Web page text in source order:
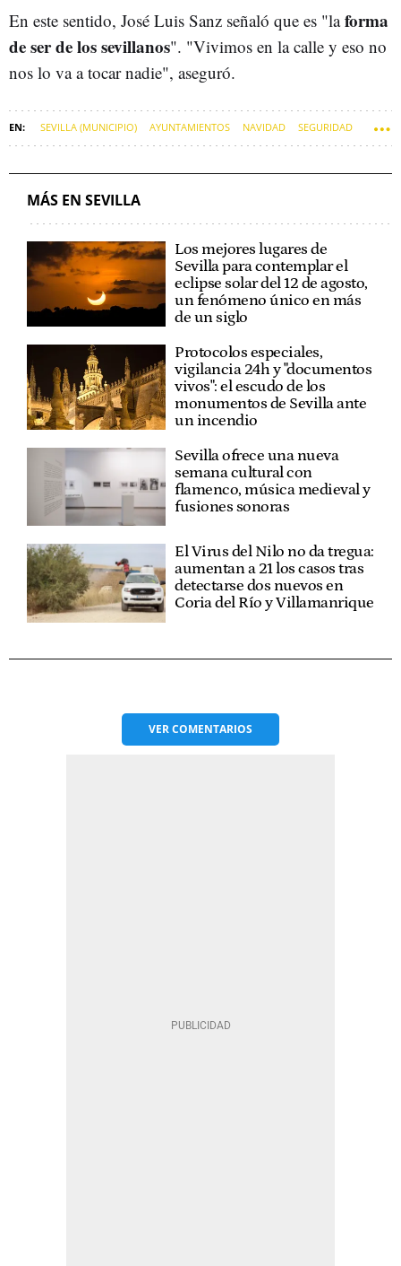
En este sentido, José Luis Sanz señaló que es "laforma
de ser de los sevillanos". "Vivimos en la calle y eso no
nos lo va a tocar nadie", aseguró.
SEVILLA (MUNICIPIO) AYUNTAMIENTOS NAVIDAD SEGURIDAD
MÁS EN SEVILLA
Los mejores lugares de
Sevilla para contemplar el
eclipse solar del 12 de agosto,
un fenómeno único en más
de un siglo
Protocolos especiales,
vigilancia 24h y "documentos
vivos": el escudo de los
monumentos de Sevilla ante
un incendio
Sevilla ofrece una nueva
semana cultural con
flamenco, música medieval y
fusiones sonoras
El Virus del Nilo no da tregua:
aumentan a 21 los casos tras
detectarse dos nuevos en
Coria del Río y Villamanrique
VERCOMENTARIOS